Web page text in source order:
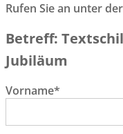
Rufen Sie an unter
Betreff:
Jubiläum
Vorname*